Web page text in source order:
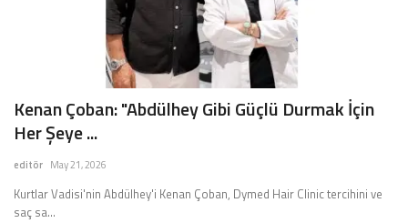
Kenan Çoban: "Abdülhey Gibi Güçlü Durmak İçin
Her Şeye ...
editör May 21, 2026
Kurtlar Vadisi'nin Abdülhey'i Kenan Çoban, Dymed Hair Clinic tercihini ve
saç sa...